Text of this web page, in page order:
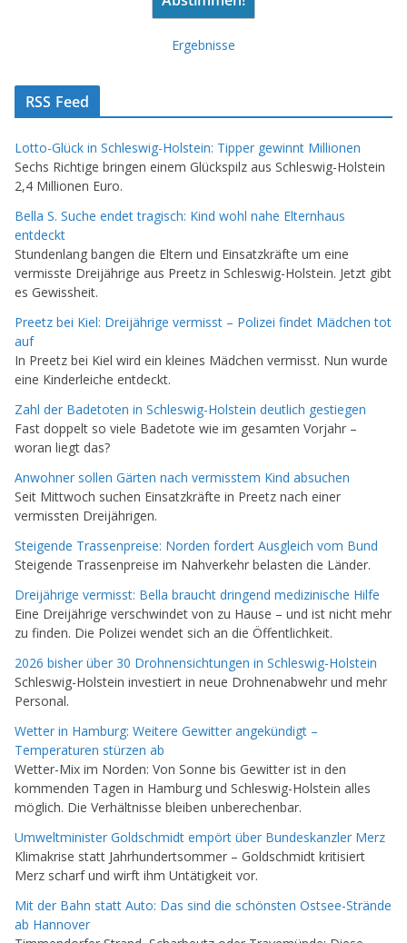
Ergebnisse
RSS Feed
Lotto-Glück in Schleswig-Holstein: Tipper gewinnt Millionen
Sechs Richtige bringen einem Glückspilz aus Schleswig-Holstein
2,4 Millionen Euro.
Bella S. Suche endet tragisch: Kind wohl nahe Elternhaus
entdeckt
Stundenlang bangen die Eltern und Einsatzkräfte um eine
vermisste Dreijährige aus Preetz in Schleswig-Holstein. Jetzt gibt
es Gewissheit.
Preetz bei Kiel: Dreijährige vermisst – Polizei findet Mädchen tot
auf
In Preetz bei Kiel wird ein kleines Mädchen vermisst. Nun wurde
eine Kinderleiche entdeckt.
Zahl der Badetoten in Schleswig-Holstein deutlich gestiegen
Fast doppelt so viele Badetote wie im gesamten Vorjahr –
woran liegt das?
Anwohner sollen Gärten nach vermisstem Kind absuchen
Seit Mittwoch suchen Einsatzkräfte in Preetz nach einer
vermissten Dreijährigen.
Steigende Trassenpreise: Norden fordert Ausgleich vom Bund
Steigende Trassenpreise im Nahverkehr belasten die Länder.
Dreijährige vermisst: Bella braucht dringend medizinische Hilfe
Eine Dreijährige verschwindet von zu Hause – und ist nicht mehr
zu finden. Die Polizei wendet sich an die Öffentlichkeit.
2026 bisher über 30 Drohnensichtungen in Schleswig-Holstein
Schleswig-Holstein investiert in neue Drohnenabwehr und mehr
Personal.
Wetter in Hamburg: Weitere Gewitter angekündigt –
Temperaturen stürzen ab
Wetter-Mix im Norden: Von Sonne bis Gewitter ist in den
kommenden Tagen in Hamburg und Schleswig-Holstein alles
möglich. Die Verhältnisse bleiben unberechenbar.
Umweltminister Goldschmidt empört über Bundeskanzler Merz
Klimakrise statt Jahrhundertsommer – Goldschmidt kritisiert
Merz scharf und wirft ihm Untätigkeit vor.
Mit der Bahn statt Auto: Das sind die schönsten Ostsee-Strände
ab Hannover